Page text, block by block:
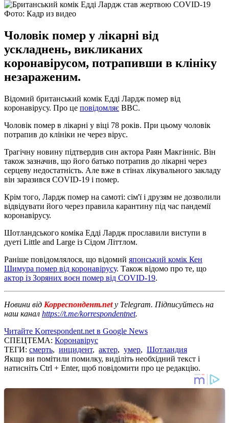
Фото: Кадр из видео
Чоловік помер у лікарні від
ускладнень, викликаних
коронавірусом, потрапивши в клініку
незараженим.
Відомий британський комік Едді Лардж помер від
коронавірусу. Про це повідомляє ВВС.
Чоловік помер в лікарні у віці 78 років. При цьому чоловік
потрапив до клініки не через вірус.
Трагічну новину підтвердив син актора Раян Макгінніс. Він
також зазначив, що його батько потрапив до лікарні через
серцеву недостатність. Але вже в стінах лікувального закладу
він заразився COVID-19 і помер.
Крім того, Лардж помер на самоті: сім'ї і друзям не дозволили
відвідувати його через правила карантину під час пандемії
коронавірусу.
Шотландського коміка Едді Лардж прославили виступи в
дуеті Little and Large із Сідом Літтлом.
Раніше повідомлялося, що відомий японський комік Кен
Шимура помер від коронавірусу. Також відомо про те, що
актор із Зоряних воєн помер від COVID-19.
Новини від Корреспондент.net у Telegram. Підписуйтесь на
наш канал https://t.me/korrespondentnet.
Читайте Korrespondent.net в Google News
СПЕЦТЕМА: Коронавірус
ТЕГИ: смерть, инцидент, актер, умер, Шотландия
Якщо ви помітили помилку, виділіть необхідний текст і
натисніть Ctrl + Enter, щоб повідомити про це редакцію.